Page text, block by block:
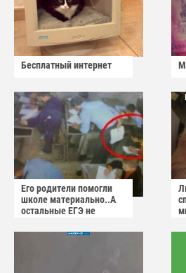
Бесплатный интернет
Его родители помогли
школе материально..А
остальные ЕГЭ не